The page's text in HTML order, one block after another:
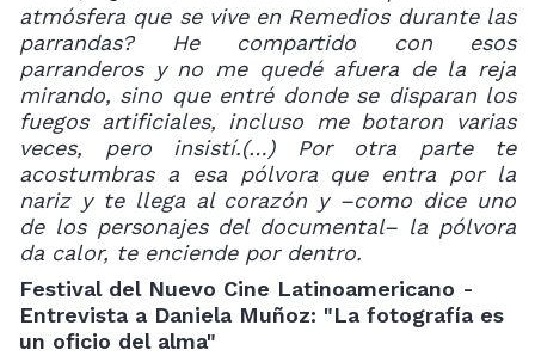
atmósfera que se vive en Remedios durante las
parrandas? He compartido con esos
parranderos y no me quedé afuera de la reja
mirando, sino que entré donde se disparan los
fuegos artificiales, incluso me botaron varias
veces, pero insistí.(…) Por otra parte te
acostumbras a esa pólvora que entra por la
nariz y te llega al corazón y –como dice uno
de los personajes del documental– la pólvora
da calor, te enciende por dentro.
Festival del Nuevo Cine Latinoamericano -
Entrevista a Daniela Muñoz: "La fotografía es
un oficio del alma"